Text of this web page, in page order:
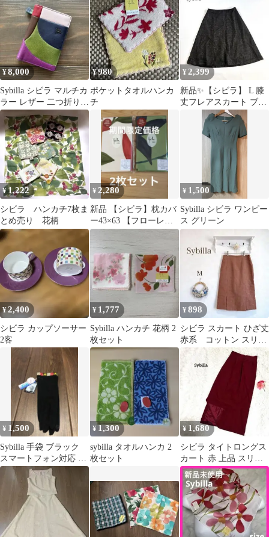
¥8,000
Sybilla シビラ マルチカ
ラー レザー 二つ折り財
布
¥980
ポケットタオルハンカ
チ
¥2,399
新品✨【シビラ】 L 膝
丈フレアスカート ブラ
¥1,222
シビラ ハンカチ7枚ま
とめ売り 花柄
¥2,280
新品 【シビラ】枕カバ
ー43×63 【フローレ
ス】ベージュ グリーン
各1枚
¥ 1,500
Sybilla シビラ ワンピー
ス グリーン
¥2,400
シビラ カップソーサー
2客
¥ 1,777
Sybilla ハンカチ 花柄 2
枚セット
¥898
シビラ スカート ひざ丈
赤系 コットン スリッ
ト入り 上品 フェミ
ニン M
¥ 1,500
Sybilla 手袋 ブラック
スマートフォン対応 日
本製
¥1,300
sybilla タオルハンカ 2
枚セット
¥1,680
シビラ タイトロングス
カート 赤 上品 スリッ
ト ウール100% 小さい
サイズ